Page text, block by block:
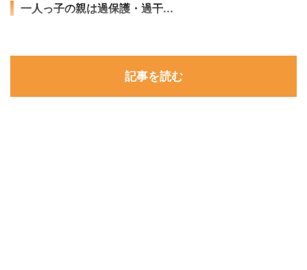
一人っ子の親は過保護・過干...
記事を読む